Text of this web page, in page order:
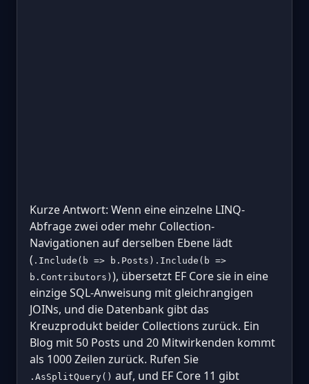
Kurze Antwort: Wenn eine einzelne LINQ-
Abfrage zwei oder mehr Collection-
Navigationen auf derselben Ebene lädt
( .Include(b => b.Posts).Include(b =>
b.Contributors) ), übersetzt EF Core sie in eine
einzige SQL-Anweisung mit gleichrangigen
JOINs, und die Datenbank gibt das
Kreuzprodukt beider Collections zurück. Ein
Blog mit 50 Posts und 20 Mitwirkenden kommt
als 1000 Zeilen zurück. Rufen Sie
.AsSplitQuery() auf, und EF Core 11 gibt